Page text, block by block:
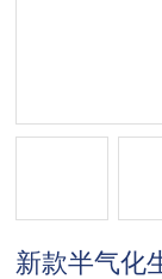
新款半气化